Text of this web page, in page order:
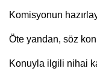
Komisyonun
Öte yandan, söz
Konuyla ilgili nihai